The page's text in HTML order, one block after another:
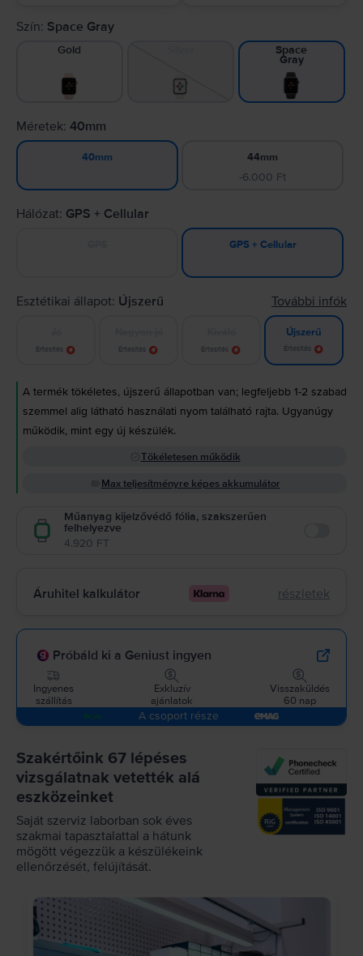
Szín: Space Gray
Gold Space
Gray
Méretek: 40mm
40mm 44mm
-6.000 Ft
Hálózat: GPS + Cellular
GPS + Cellular
Esztétikai állapot: Újszerű További infók
Értesítés Értesítés Értesítés
Újszerű
Értesítés
A termék tökéletes, újszerű állapotban van; legfeljebb 1-2 szabad
szemmel alig látható használati nyom található rajta. Ugyanúgy
működik, mint egy új készülék.
Tökéletesen működik
Max teljesítményre képes akkumulátor
Műanyag kijelzővédő fólia, szakszerűen
felhelyezve
4.920 FT
Áruhitel kalkulátor részletek
Próbáld ki a Geniust ingyen
Ingyenes
szállítás
Exkluzív
ajánlatok
Visszaküldés
60 nap
A csoport része
Szakértőink 67 lépéses
vizsgálatnak vetették alá
eszközeinket
Saját szerviz laborban sok éves
szakmai tapasztalattal a hátunk
mögött végezzük a készülékeink
ellenőrzését, felújítását.